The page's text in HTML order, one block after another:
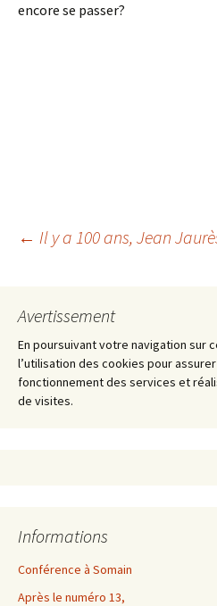
encore se passer?
des
articles
← Il y a 100 ans, Jean
Avertissement
En poursuivant votre navigation sur
l’utilisation des cookies pour
fonctionnement des services et
de visites.
Informations
Conférence à Somain
Après le numéro 13,